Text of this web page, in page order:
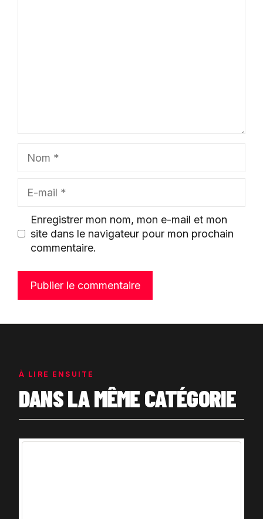
mail
Enregistrer mon nom, mon e-mail et mon
site dans le navigateur pour mon prochain
commentaire.
À LIRE ENSUITE
DANS LA MÊME CATÉGORIE